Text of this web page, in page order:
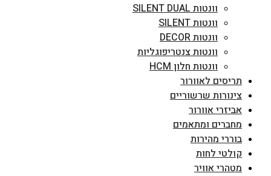
וונטות SILENT DUAL
וונטות SILENT
וונטות DECOR
וונטות צנטריפוגליות
וונטות חלון HCM
תריסים לאוורור
צינורות שרשוריים
אביזרי אוורור
מחברים ומתאמים
בוררי מהירות
קולטי לחות
מטהרי אוויר